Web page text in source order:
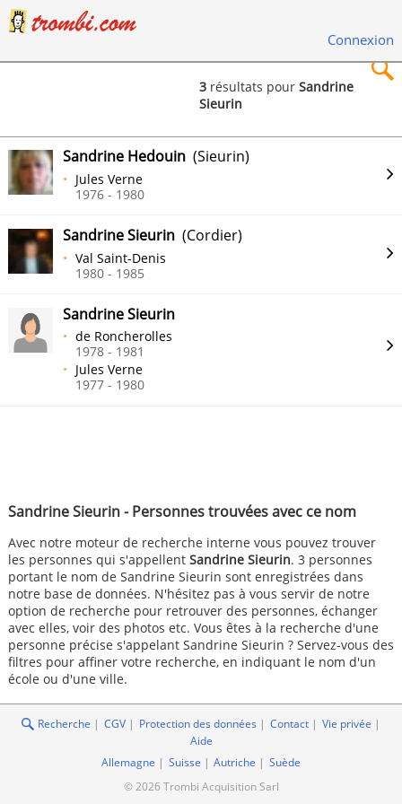
Connexion
Rechercher
3 résultats pourSandrine
Sieurin
Sandrine Sieurin - Personnes trouvées avec ce nom
Avec notre moteur de recherche interne vous pouvez trouver
les personnes qui s'appellent Sandrine Sieurin. 3 personnes
portant le nom de Sandrine Sieurin sont enregistrées dans
notre base de données. N'hésitez pas à vous servir de notre
option de recherche pour retrouver des personnes, échanger
avec elles, voir des photos etc. Vous êtes à la recherche d'une
personne précise s'appelant Sandrine Sieurin ? Servez-vous des
filtres pour affiner votre recherche, en indiquant le nom d'un
école ou d'une ville.
Sandrine Hedouin (Sieurin)
Jules Verne
1976 - 1980
Sandrine Sieurin (Cordier)
Val Saint-Denis
1980 - 1985
Sandrine Sieurin
de Roncherolles
1978 - 1981
Jules Verne
1977 - 1980
Recherche CGV Protection des données Contact
Vie privée
Aide
Allemagne
Suisse Autriche
Suède
© 2026 Trombi Acquisition Sarl